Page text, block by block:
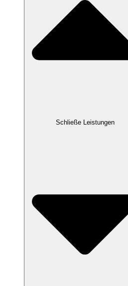
Schließe Leistungen